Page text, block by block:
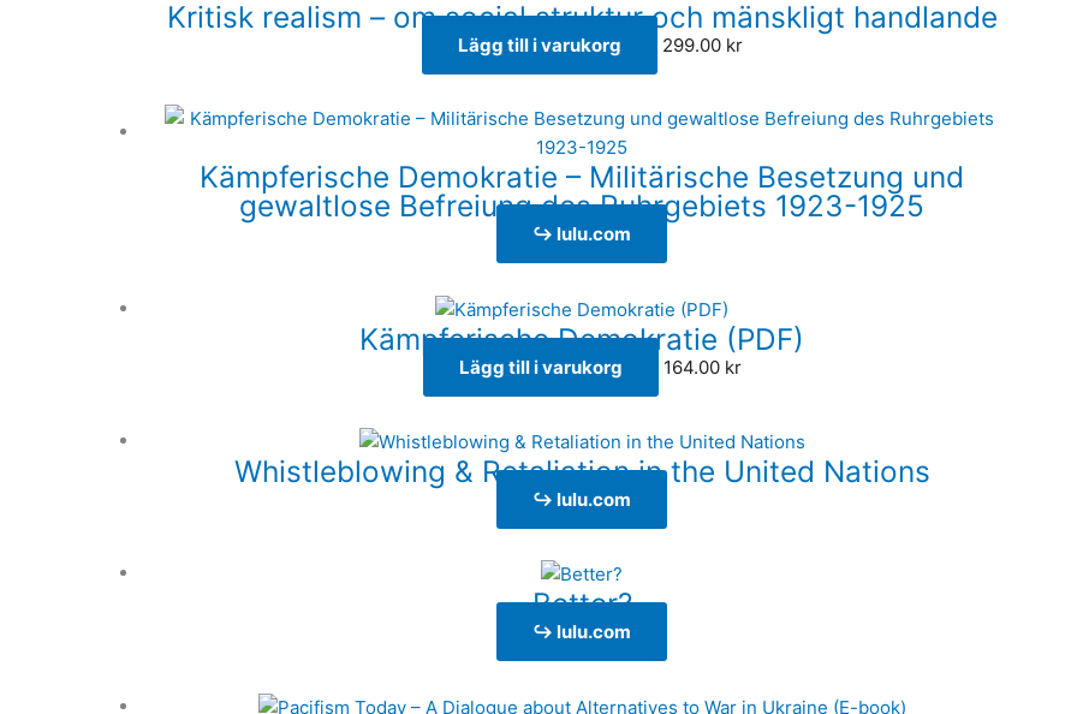
Kritisk realism – om social struktur och mänskligt handlande
Lägg till i varukorg 299.00 kr
Kämpferische Demokratie – Militärische Besetzung und
gewaltlose Befreiung des Ruhrgebiets 1923-1925
↪ lulu.com
Kämpferische Demokratie (PDF)
Lägg till i varukorg 164.00 kr
Whistleblowing & Retaliation in the United Nations
↪ lulu.com
Better?
↪ lulu.com